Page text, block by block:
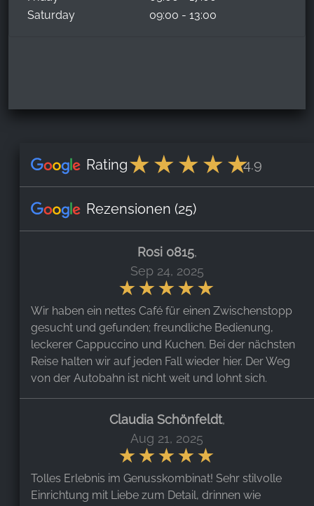
Saturday
09:00 - 13:00
Rating 4.9
Rezensionen (25)
Rosi 0815,
Sep 24, 2025
Wir haben ein nettes Café für einen Zwischenstopp
gesucht und gefunden; freundliche Bedienung,
leckerer Cappuccino und Kuchen. Bei der nächsten
Reise halten wir auf jeden Fall wieder hier. Der Weg
von der Autobahn ist nicht weit und lohnt sich.
Claudia Schönfeldt,
Aug 21, 2025
Tolles Erlebnis im Genusskombinat! Sehr stilvolle
Einrichtung mit Liebe zum Detail, drinnen wie